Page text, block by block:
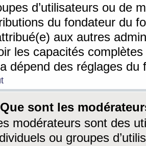
d’utilisateurs ou de
du fondateur du
aux autres
les capacités
dépend des réglages du
sont les
modérateurs sont des
ou groupes